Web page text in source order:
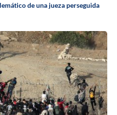
de una jueza perseguida